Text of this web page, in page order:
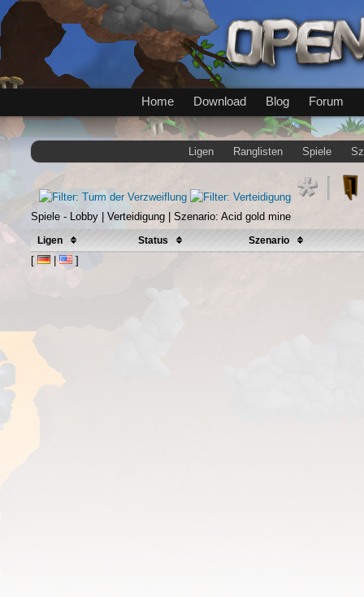
Home Download Blog Forum
Ligen Ranglisten Spiele
Spiele - Lobby | Verteidigung | Szenario: Acid gold mine
Ligen Status Szenario
[ | ]